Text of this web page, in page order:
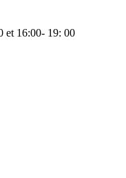
et 16:00- 19: 00